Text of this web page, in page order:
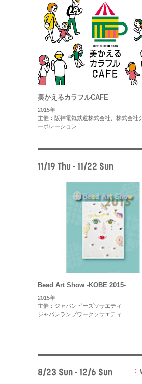
美かえるカラフルCAFE
2015年
主催：阪神電気鉄道株式会社、株式会社
ーポレーション
11/19 Thu - 11/22 Sun
Bead Art Show -KOBE 2015-
2015年
主催：ジャパンビーズソサエティ
ジャパンランプワークソサエティ
8/23 Sun - 12/6 Sun